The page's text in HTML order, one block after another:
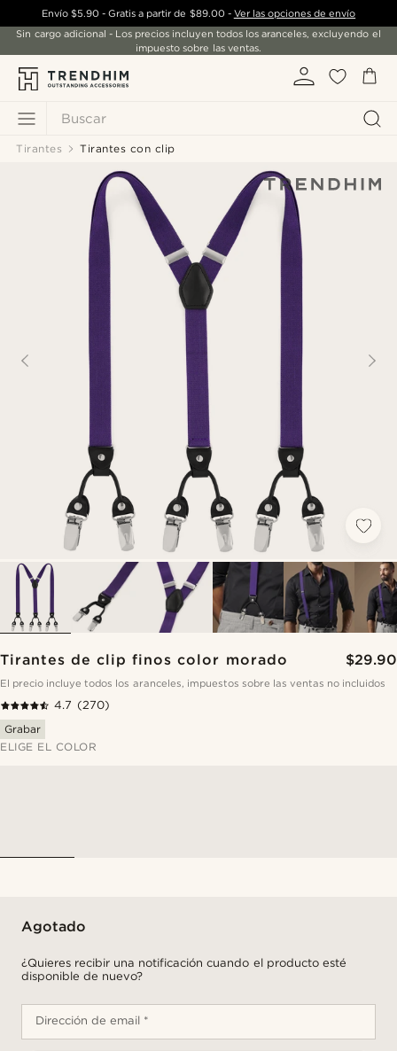
Buscar
Envío $5.90- Gratis a partir de $89.00- Ver las opciones de envío
Sin cargo adicional - Los precios incluyen todos los aranceles, excluyendo el
impuesto sobre las ventas.
Tirantes Tirantes con clip
Tirantes de clip finos color morado $29.90
El precio incluye todos los aranceles, impuestos sobre las ventas no incluidos
4.7 (270)
Grabar
ELIGE EL COLOR
Agotado
¿Quieres recibir una notificación cuando el producto esté
disponible de nuevo?
Dirección de email *